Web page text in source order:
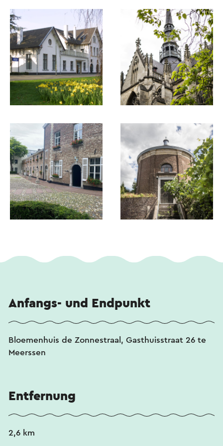
anderer Wanderrouten in dieser Region kann
einfach über
www.visitzuidlimburg.nl/webshop
bestellt werden.
Dieser Text wurde mit Hilfe eines Online-
Übersetzungsdienstes automatisch übersetzt.
Anfangs- und Endpunkt
Bloemenhuis de Zonnestraal, Gasthuisstraat 26 te
Meerssen
Entfernung
2,6 km